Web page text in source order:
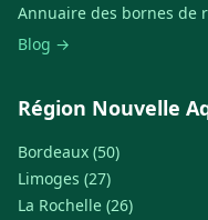
Annuaire des bornes de
Blog →
Région Nouvelle
Bordeaux (50)
Limoges (27)
La Rochelle (26)